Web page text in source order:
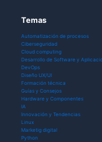
Temas
Automatización de procesos
Ciberseguridad
Cloud computing
Desarrollo de Software y
DevOps
Diseño UX/UI
Formación técnica
Guías y Consejos
Hardware y Componentes
IA
Innovación y Tendencias
Linux
Marketig digital
Python